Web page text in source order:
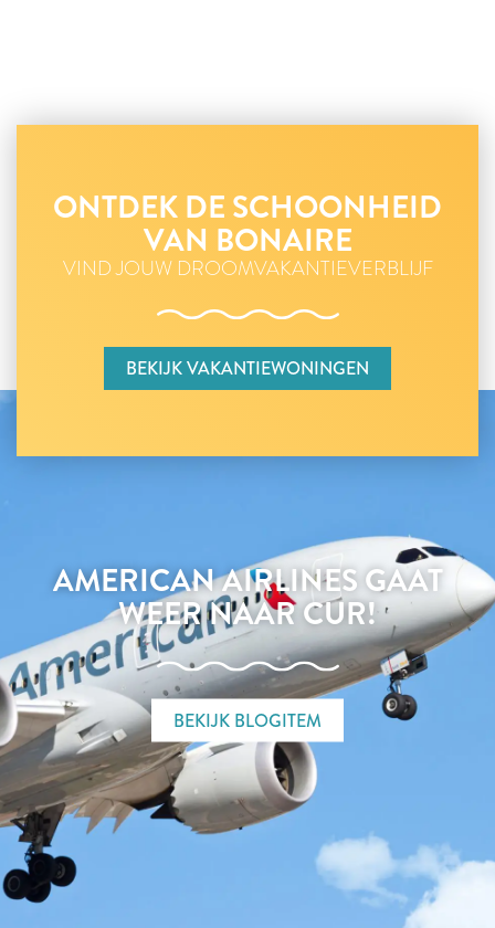
ONTDEK DE SCHOONHEID
VAN BONAIRE
VIND JOUW DROOMVAKANTIEVERBLIJF
BEKIJK VAKANTIEWONINGEN
AMERICAN AIRLINES GAAT
WEER NAAR CUR!
BEKIJK BLOGITEM